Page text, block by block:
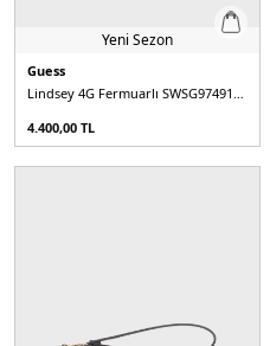
Yeni Sezon
Guess
Lindsey 4G Fermuarlı SWSG9749140 Kadın Cüzdan
4.400,00 TL